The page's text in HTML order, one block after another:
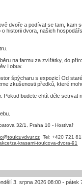
dvoře a podívat se tam, kam
historii dvora, našich
na farmu za zvířátky, do
i obuv.
špýcharu s expozicí Od
zkušenosti předků, které
Pokud budete chtít déle setrvat
32/1, Praha 10 - Hostivař
Tel: +420 721
za-krasami-toulcova-dvora-91
3. srpna 2026 08:00 - pátek